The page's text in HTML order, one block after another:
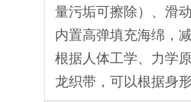
量污垢可擦除）、滑
内置高弹填充海绵，
根据人体工学、力学
龙织带，可以根据身